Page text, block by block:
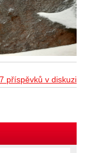
7 příspěvků v diskuzi